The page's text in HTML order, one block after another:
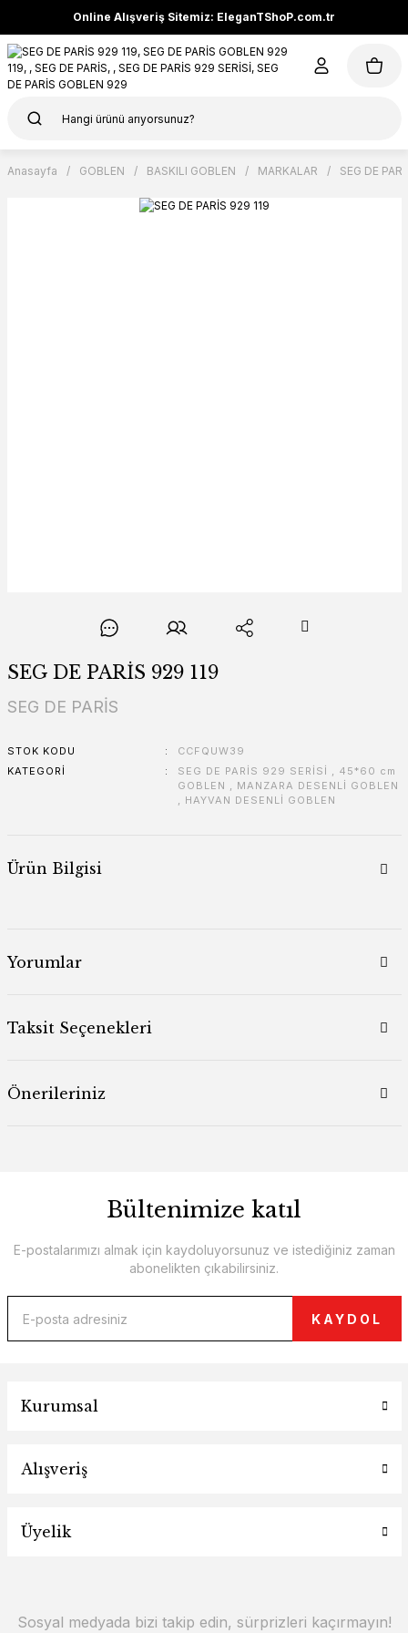
Online Alışveriş Sitemiz: EleganTShoP.com.tr
Anasayfa GOBLEN BASKILI GOBLEN MARKALAR SEG DE
SEG DE PARİS 929 119
SEG DE PARİS
STOK KODU
CCFQUW39
KATEGORI
SEG DE PARİS 929 SERİSİ , 45*60 cm
GOBLEN , MANZARA DESENLİ GOBLEN
, HAYVAN DESENLİ GOBLEN
Ürün Bilgisi
Yorumlar
Taksit Seçenekleri
Önerileriniz
Bültenimize katıl
E-postalarımızı almak için kaydoluyorsunuz ve istediğiniz zaman
abonelikten çıkabilirsiniz.
KAYDOL
Kurumsal
Alışveriş
Üyelik
Sosyal medyada bizi takip edin, sürprizleri kaçırmayın!